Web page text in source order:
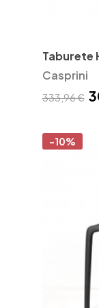
Taburete
Casprini
333,96 €
-10%